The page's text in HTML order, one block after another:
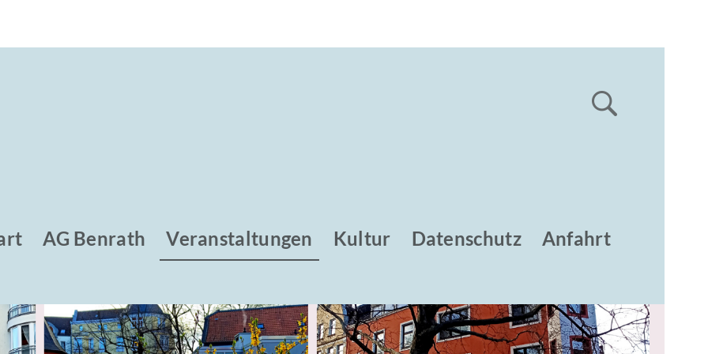
AG Benrath Veranstaltungen Kultur Datenschutz Anfahrt